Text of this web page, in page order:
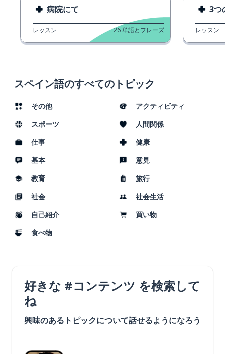
スペイン語のすべてのトピック
その他
アクティビティ
スポーツ
人間関係
仕事
健康
基本
意見
教育
旅行
社会
社会生活
自己紹介
買い物
食べ物
病院にて
レッスン 26単語とフレーズ
3つ
レッスン
好きな #コンテンツ を検索して
ね
興味のあるトピックについて話せるようになろう